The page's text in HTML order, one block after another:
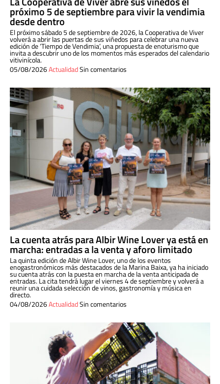
próximo 5 de septiembre para vivir la vendimia
desde dentro
El próximo sábado 5 de septiembre de 2026, la Cooperativa de Viver
volverá a abrir las puertas de sus viñedos para celebrar una nueva
edición de ‘Tiempo de Vendimia’, una propuesta de enoturismo que
invita a descubrir uno de los momentos más esperados del calendario
vitivinícola.
05/08/2026ActualidadSin comentarios
La cuenta atrás para Albir Wine Lover ya está en
marcha: entradas a la venta y aforo limitado
La quinta edición de Albir Wine Lover, uno de los eventos
enogastronómicos más destacados de la Marina Baixa, ya ha iniciado
su cuenta atrás con la puesta en marcha de la venta anticipada de
entradas. La cita tendrá lugar el viernes 4 de septiembre y volverá a
reunir una cuidada selección de vinos, gastronomía y música en
directo.
04/08/2026ActualidadSin comentarios